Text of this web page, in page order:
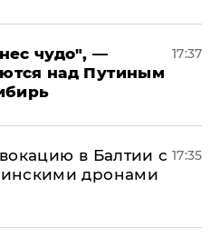
чудо", —
над Путиным
17:37
в Балтии с
дронами
17:35